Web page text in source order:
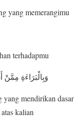
yang memerangimu
terhadapmu
وَبِالْبَرَاءَةِ
yang mendirikan dasar
kalian